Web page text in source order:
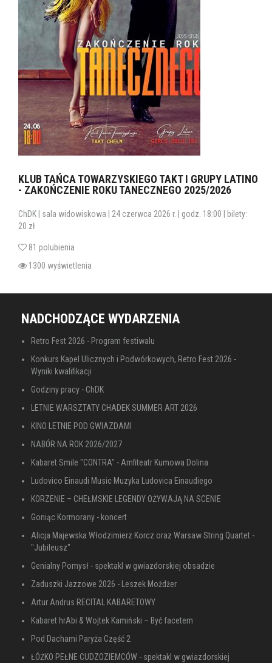
KLUB TAŃCA TOWARZYSKIEGO TAKT I GRUPY LATINO
- ZAKOŃCZENIE ROKU TANECZNEGO 2025/2026
ChDK | sala widowiskowa | 24 czerwca 2026 r. | godz. 18:00 | bilety:
20 zł
81 polubienia
1300 wyświetlenia
NADCHODZĄCE WYDARZENIA
Retro Fest 2026 - Program festiwalu
Konkurs Kapel Ulicznych i Podwórkowych, Retro Fest 2026 -
Wyniki kwalifikacji
Godziny pracy - ChDK
LETNIE WARSZTATY CHADEK SUMMER ART 2026
KINO LETNIE POD GWIAZDAMI
NABÓR NA ROK 2026/2027
Kabaret Smile "CONTRA" - Amfiteatr Kumowa Dolina
Ludovico Einaudi Music Muzyka Ludovica Einaudiego
KORZENIE – CHEŁMSKIE LEGENDY OŻYWAJĄ NA SCENIE
Goniąc Kormorany - koncert
Alicja Majewska Włodzimierz Korcz oraz Warsaw String Quartet -
"Jubileusz"
Genialny Pomysł - spektakl w gwiazdorskiej obsadzie
Zaduszki Jazzowe 2026 - Leszek Możdżer
Artur Andrus RECITAL KABARETOWY
Kabaret hrAbi & Wojtek Kamiński – Być facetem
Pod Dachami Paryża Część 2
ŁÓŻKO PEŁNE CUDZOZIEMCÓW - spektakl w gwiazdorskiej